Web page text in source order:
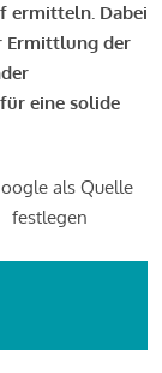
ermitteln. Dabei
Ermittlung der
eine solide
als Quelle
festlegen